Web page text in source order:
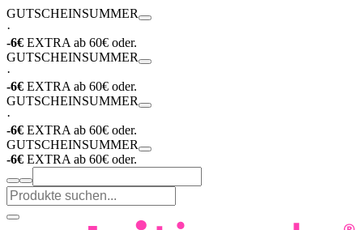
GUTSCHEINSUMMER
·
-6€ EXTRA ab 60€ oder.
GUTSCHEINSUMMER
·
-6€ EXTRA ab 60€ oder.
GUTSCHEINSUMMER
·
-6€ EXTRA ab 60€ oder.
GUTSCHEINSUMMER
-6€ EXTRA ab 60€ oder.